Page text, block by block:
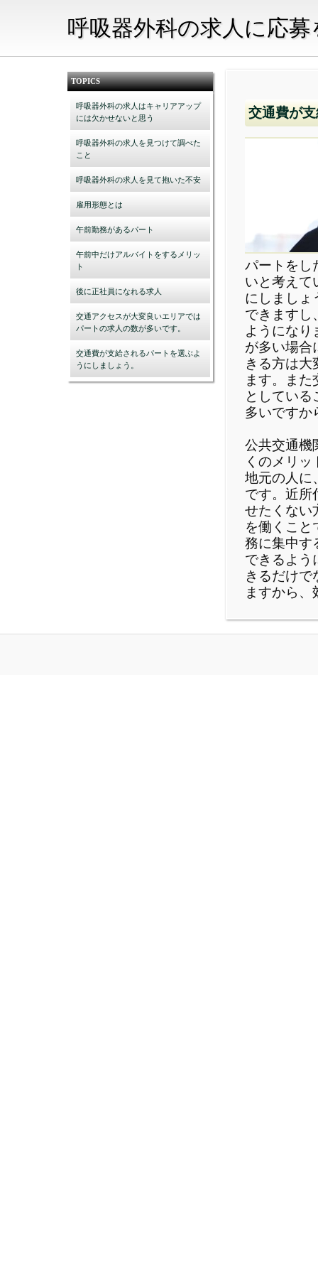
呼吸器外科の求人に応
TOPICS
呼吸器外科の求人はキャリアアップ
には欠かせないと思う
呼吸器外科の求人を見つけて調べた
こと
呼吸器外科の求人を見て抱いた不安
雇用形態とは
午前勤務があるパート
午前中だけアルバイトをするメリッ
ト
後に正社員になれる求人
交通アクセスが大変良いエリアでは
パートの求人の数が多いです。
交通費が支給されるパートを選ぶよ
うにしましょう。
交通費が
パートをし
いと考えて
にしましょ
できますし
ようになり
が多い場合
きる方は大
ます。また
としている
多いですか
公共交通機
くのメリ
地元の人に
です。近所
せたくない
を働くこと
務に集中す
できるよう
きるだけで
ますから、